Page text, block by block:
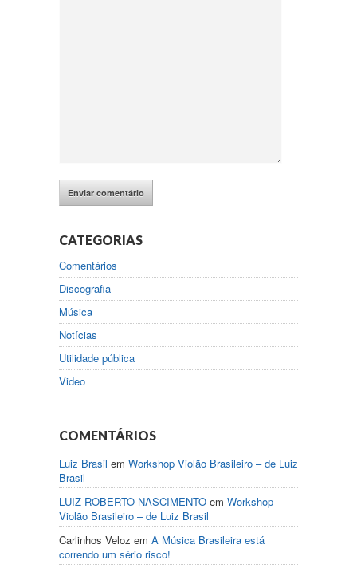
CATEGORIAS
Comentários
Discografia
Música
Notícias
Utilidade pública
Video
COMENTÁRIOS
Luiz Brasil em Workshop Violão Brasileiro – de Luiz
Brasil
LUIZ ROBERTO NASCIMENTO em Workshop
Violão Brasileiro – de Luiz Brasil
Carlinhos Veloz em A Música Brasileira está
correndo um sério risco!